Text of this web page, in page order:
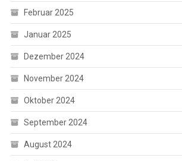
Februar 2025
Januar 2025
Dezember 2024
November 2024
Oktober 2024
September 2024
August 2024